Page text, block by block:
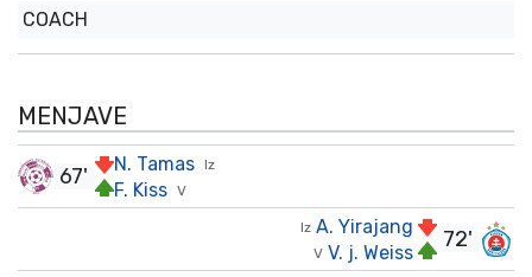
COACH
MENJAVE
Iz
N. Tamas
V
F. Kiss
67'
72'
Iz A. Yirajang
V V. j. Weiss